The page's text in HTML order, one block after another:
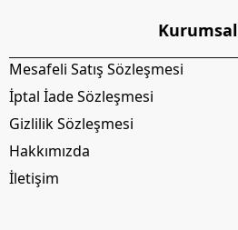
Kurumsal
Mesafeli Satış Sözleşmesi
İptal İade Sözleşmesi
Gizlilik Sözleşmesi
Hakkımızda
İletişim